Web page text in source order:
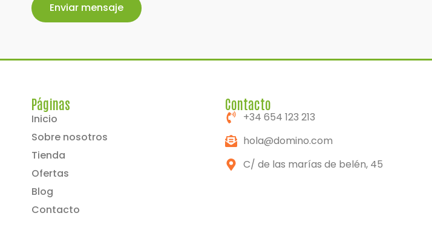
Enviar mensaje
Páginas
Inicio
Sobre nosotros
Tienda
Ofertas
Blog
Contacto
Contacto
+34 654 123 213
hola@domino.com
C/ de las marías de belén, 45